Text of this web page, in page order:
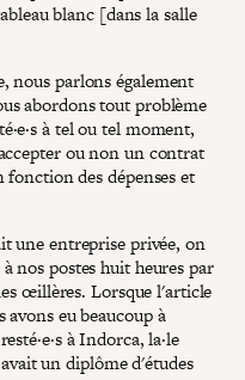
blanc [dans la salle
nous parlons également
abordons tout problème
à tel ou tel moment,
ou non un contrat
fonction des dépenses et
une entreprise privée, on
nos postes huit heures par
œillères. Lorsque l'article
eu beaucoup à
à Indorca, la·le
un diplôme d'études